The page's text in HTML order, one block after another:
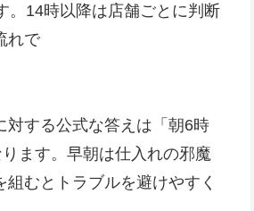
。14時以降は店舗ごとに判断
れで
対する公式な答えは「朝6時
ます。早朝は仕入れの邪魔
むとトラブルを避けやすく